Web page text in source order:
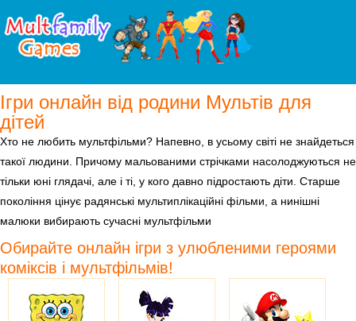
Ігри онлайн від родини Мультів для
дітей
Хто не любить мультфільми? Напевно, в усьому світі не знайдеться
такої людини. Причому мальованими стрічками насолоджуються не
тільки юні глядачі, але і ті, у кого давно підростають діти. Старше
покоління цінує радянські мультиплікаційні фільми, a нинішні
малюки вибирають сучасні мультфільми
Обирайте онлайн ігри з улюбленими героями
коміксів і мультфільмів!